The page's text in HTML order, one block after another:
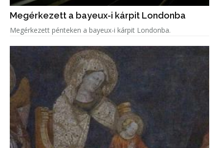
Megérkezett a bayeux-i kárpit Londonba
Megérkezett pénteken a bayeux-i kárpit Londonba.